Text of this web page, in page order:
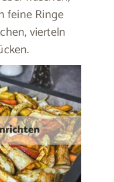
feine Ringe
vierteln